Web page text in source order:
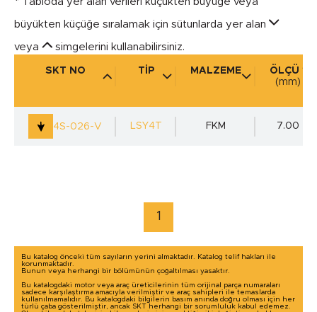
büyükten küçüğe sıralamak için sütunlarda yer alan
veya simgelerini kullanabilirsiniz.
SKT NO TİP MALZEME
ÖLÇÜ 1
(mm)
4S-026-V
LSY4T FKM 7.00
1
Bu katalog önceki tüm sayıların yerini almaktadır. Katalog telif hakları ile
korunmaktadır.
Bunun veya herhangi bir bölümünün çoğaltılması yasaktır.
Bu katalogdaki motor veya araç üreticilerinin tüm orijinal parça numaraları
sadece karşılaştırma amacıyla verilmiştir ve araç sahipleri ile temaslarda
kullanılmamalıdır. Bu katalogdaki bilgilerin basım anında doğru olması için her
türlü çaba gösterilmiştir, ancak SKT herhangi bir sorumluluk kabul edemez.